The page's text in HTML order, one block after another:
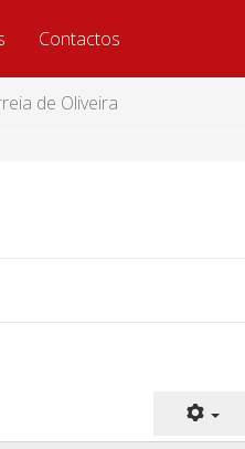
Contactos
de Oliveira